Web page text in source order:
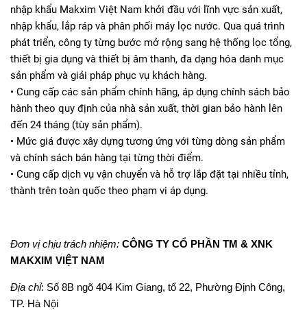
nhập khẩu Makxim Việt Nam khởi đầu với lĩnh vực sản xuất,
nhập khẩu, lắp ráp và phân phối máy lọc nước. Qua quá trình
phát triển, công ty từng bước mở rộng sang hệ thống lọc tổng,
thiết bị gia dụng và thiết bị âm thanh, đa dạng hóa danh mục
sản phẩm và giải pháp phục vụ khách hàng.
• Cung cấp các sản phẩm chính hãng, áp dụng chính sách bảo
hành theo quy định của nhà sản xuất, thời gian bảo hành lên
đến 24 tháng (tùy sản phẩm).
• Mức giá được xây dựng tương ứng với từng dòng sản phẩm
và chính sách bán hàng tại từng thời điểm.
• Cung cấp dịch vụ vận chuyển và hỗ trợ lắp đặt tại nhiều tỉnh,
thành trên toàn quốc theo phạm vi áp dụng.
Đơn vị chịu trách nhiệm: CÔNG TY CỔ PHẦN TM & XNK
MAKXIM VIỆT NAM
Địa chỉ: Số 8B ngõ 404 Kim Giang, tổ 22, Phường Định Công,
TP. Hà Nội